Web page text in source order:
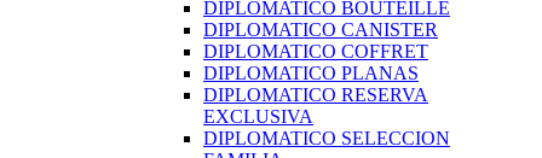
DIPLOMATICO BOUTEILLE
DIPLOMATICO CANISTER
DIPLOMATICO COFFRET
DIPLOMATICO PLANAS
DIPLOMATICO RESERVA
EXCLUSIVA
DIPLOMATICO SELECCION